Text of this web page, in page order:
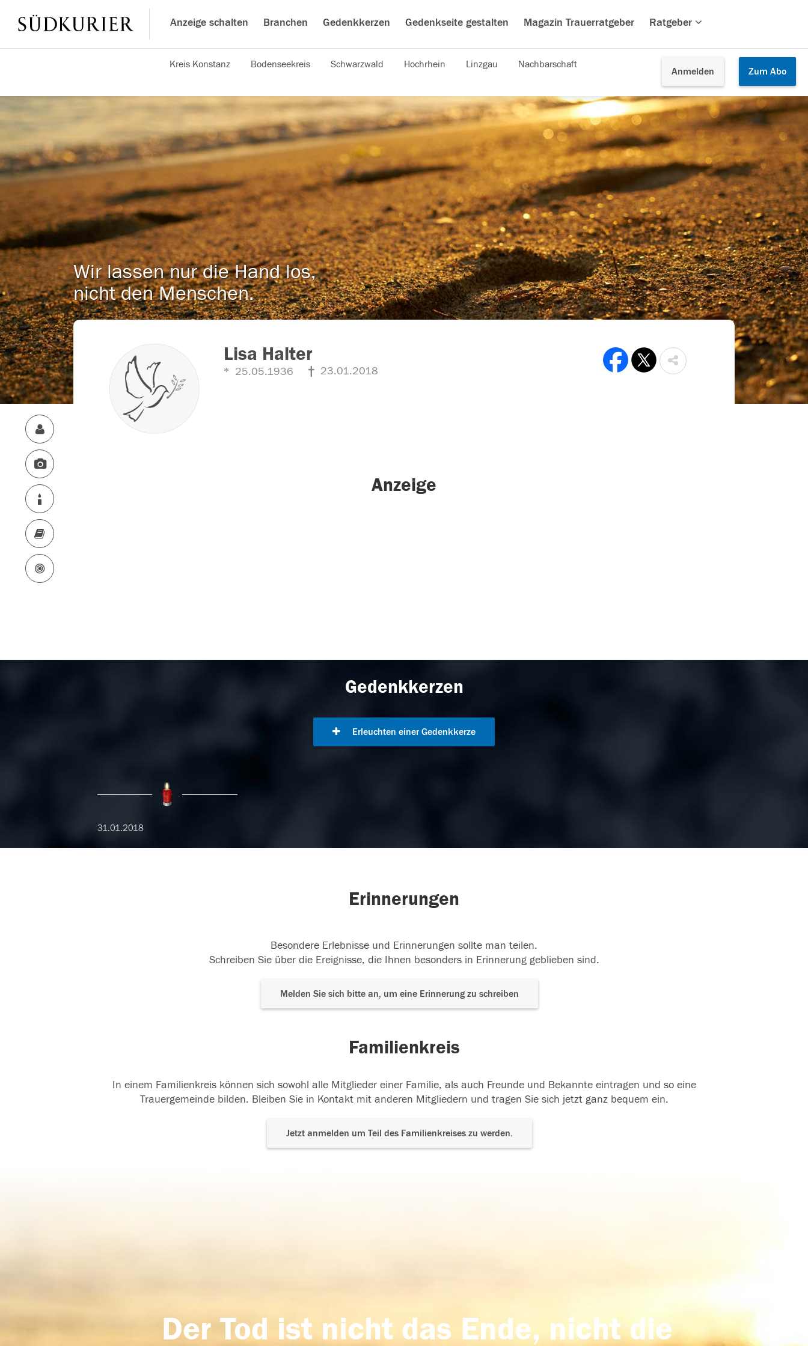
Anzeige schalten Branchen Gedenkkerzen Gedenkseite gestalten Magazin Trauerratgeber Ratgeber
Anmelden Zum Abo
Kreis Konstanz Bodenseekreis Schwarzwald Hochrhein Linzgau Nachbarschaft
Wir lassen nur die Hand los,
nicht den Menschen.
Lisa Halter
25.05.1936 23.01.2018
Anzeige
Gedenkkerzen
Erleuchten einer Gedenkkerze
31.01.2018
Erinnerungen
Besondere Erlebnisse und Erinnerungen sollte man teilen.
Schreiben Sie über die Ereignisse, die Ihnen besonders in Erinnerung geblieben sind.
Melden Sie sich bitte an, um eine Erinnerung zu schreiben
Familienkreis
In einem Familienkreis können sich sowohl alle Mitglieder einer Familie, als auch Freunde und Bekannte eintragen und so eine
Trauergemeinde bilden. Bleiben Sie in Kontakt mit anderen Mitgliedern und tragen Sie sich jetzt ganz bequem ein.
Jetzt anmelden um Teil des Familienkreises zu werden.
Der Tod ist nicht das Ende, nicht die